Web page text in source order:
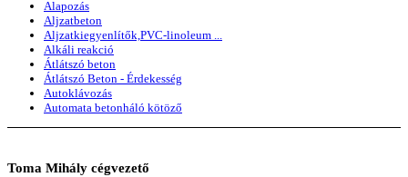
Alapozás
Aljzatbeton
Aljzatkiegyenlítők,PVC-linoleum ...
Alkáli reakció
Átlátszó beton
Átlátszó Beton - Érdekesség
Autoklávozás
Automata betonháló kötöző
Toma Mihály cégvezető